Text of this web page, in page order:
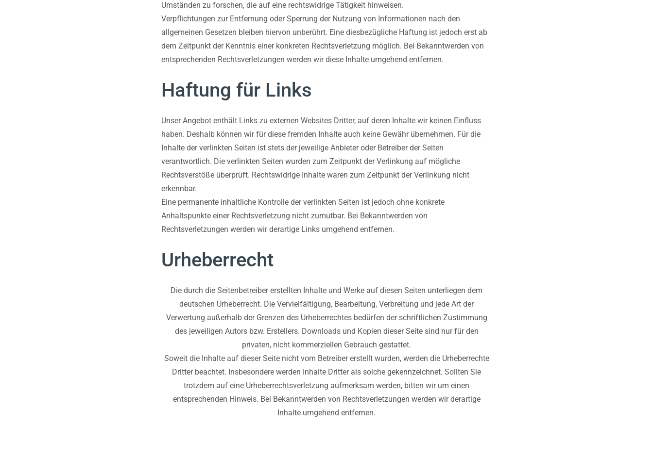
Umständen zu forschen, die auf eine rechtswidrige Tätigkeit hinweisen.
Verpflichtungen zur Entfernung oder Sperrung der Nutzung von Informationen nach den
allgemeinen Gesetzen bleiben hiervon unberührt. Eine diesbezügliche Haftung ist jedoch erst ab
dem Zeitpunkt der Kenntnis einer konkreten Rechtsverletzung möglich. Bei Bekanntwerden von
entsprechenden Rechtsverletzungen werden wir diese Inhalte umgehend entfernen.
Haftung für Links
Unser Angebot enthält Links zu externen Websites Dritter, auf deren Inhalte wir keinen Einfluss
haben. Deshalb können wir für diese fremden Inhalte auch keine Gewähr übernehmen. Für die
Inhalte der verlinkten Seiten ist stets der jeweilige Anbieter oder Betreiber der Seiten
verantwortlich. Die verlinkten Seiten wurden zum Zeitpunkt der Verlinkung auf mögliche
Rechtsverstöße überprüft. Rechtswidrige Inhalte waren zum Zeitpunkt der Verlinkung nicht
erkennbar.
Eine permanente inhaltliche Kontrolle der verlinkten Seiten ist jedoch ohne konkrete
Anhaltspunkte einer Rechtsverletzung nicht zumutbar. Bei Bekanntwerden von
Rechtsverletzungen werden wir derartige Links umgehend entfernen.
Urheberrecht
Die durch die Seitenbetreiber erstellten Inhalte und Werke auf diesen Seiten unterliegen dem
deutschen Urheberrecht. Die Vervielfältigung, Bearbeitung, Verbreitung und jede Art der
Verwertung außerhalb der Grenzen des Urheberrechtes bedürfen der schriftlichen Zustimmung
des jeweiligen Autors bzw. Erstellers. Downloads und Kopien dieser Seite sind nur für den
privaten, nicht kommerziellen Gebrauch gestattet.
Soweit die Inhalte auf dieser Seite nicht vom Betreiber erstellt wurden, werden die Urheberrechte
Dritter beachtet. Insbesondere werden Inhalte Dritter als solche gekennzeichnet. Sollten Sie
trotzdem auf eine Urheberrechtsverletzung aufmerksam werden, bitten wir um einen
entsprechenden Hinweis. Bei Bekanntwerden von Rechtsverletzungen werden wir derartige
Inhalte umgehend entfernen.